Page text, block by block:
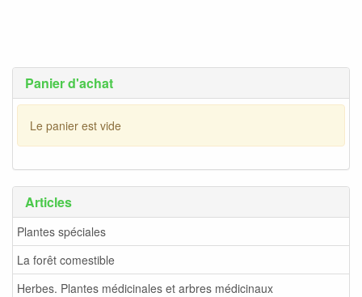
Panier d'achat
Le panier est vide
Articles
Plantes spéciales
La forêt comestible
Herbes. Plantes médicinales et arbres médicinaux